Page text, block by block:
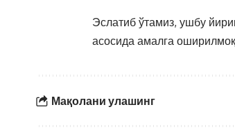
Эслатиб ўтамиз, ушбу
асосида амалга
Мақолани улашинг